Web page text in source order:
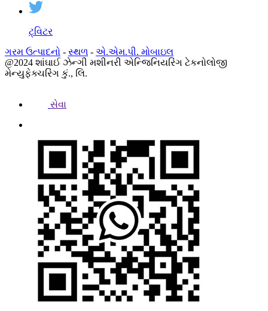
ટ્વિટર
ગરમ ઉત્પાદનો - સ્થળ - એ.એમ.પી. મોબાઇલ
@2024 શાંઘાઈ ઝેન્ગી મશીનરી એન્જિનિયરિંગ ટેકનોલોજી
મેન્યુફેક્ચરિંગ કું., લિ.
સેવા